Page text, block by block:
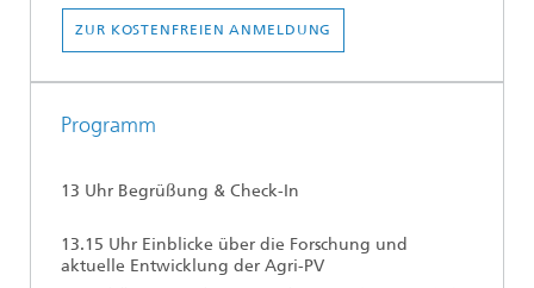
ZUR KOSTENFREIEN ANMELDUNG
Programm
13 Uhr Begrüßung & Check-In
13.15 Uhr Einblicke über die Forschung und
aktuelle Entwicklung der Agri-PV